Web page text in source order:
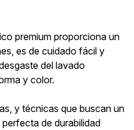
premium proporciona un
es de cuidado fácil y
del lavado
y color.
y técnicas que buscan un
de durabilidad